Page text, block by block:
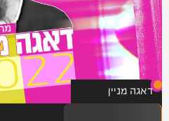
דאגה מניין